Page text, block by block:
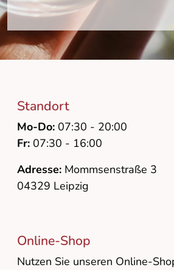
Standort
Mo-Do: 07:30 - 20:00
Fr: 07:30 - 16:00
Adresse: Mommsenstraße 3
04329 Leipzig
Online-Shop
Nutzen Sie unseren Online-